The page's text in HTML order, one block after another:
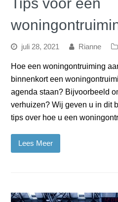
juli 28, 2021 Rianne
Hoe een woningontruiming
binnenkort een
agenda staan? Bijvoorbeeld
verhuizen? Wij geven u in dit
tips over hoe u een
Lees Meer